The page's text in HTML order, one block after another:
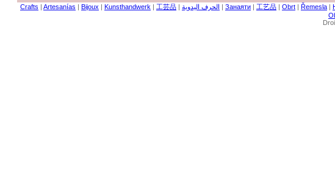
Crafts | Artesanías | Bijoux | Kunsthandwerk | 工芸品 | الحرف اليدوية | Занаяти | 工艺品 | Obrt | Řemesla |